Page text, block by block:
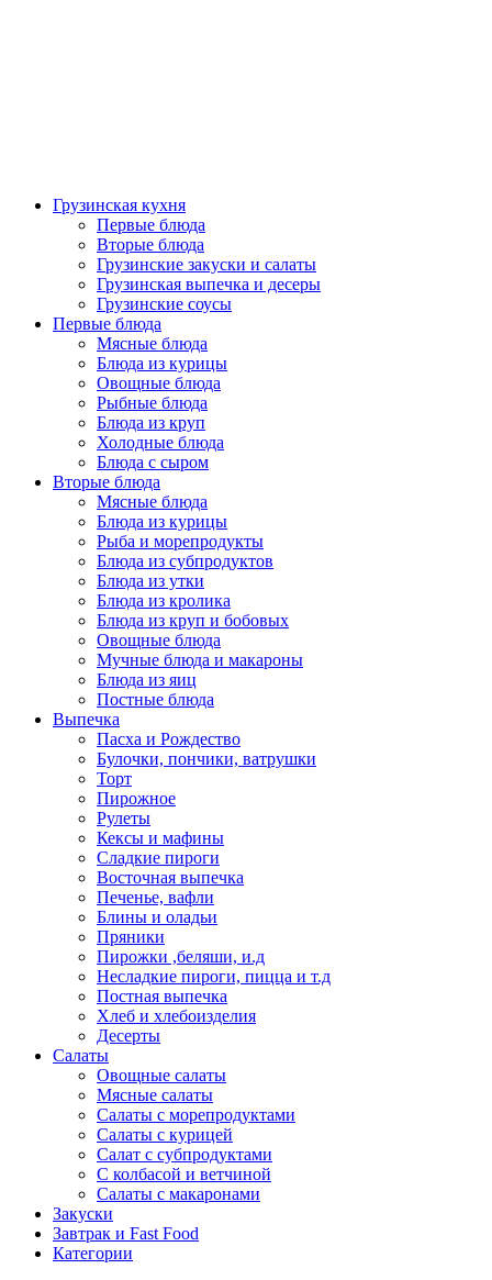
Грузинская кухня
Первые блюда
Вторые блюда
Грузинские закуски и салаты
Грузинская выпечка и десеры
Грузинские соусы
Первые блюда
Мясные блюда
Блюда из курицы
Овощные блюда
Рыбные блюда
Блюда из круп
Холодные блюда
Блюда с сыром
Вторые блюда
Мясные блюда
Блюда из курицы
Рыба и морепродукты
Блюда из субпродуктов
Блюда из утки
Блюда из кролика
Блюда из круп и бобовых
Овощные блюда
Мучные блюда и макароны
Блюда из яиц
Постные блюда
Выпечка
Пасха и Рождество
Булочки, пончики, ватрушки
Торт
Пирожное
Рулеты
Кексы и мафины
Сладкие пироги
Восточная выпечка
Печенье, вафли
Блины и оладьи
Пряники
Пирожки ,беляши, и.д
Несладкие пироги, пицца и т.д
Постная выпечка
Хлеб и хлебоизделия
Десерты
Салаты
Овощные салаты
Мясные салаты
Салаты с морепродуктами
Салаты с курицей
Салат с субпродуктами
С колбасой и ветчиной
Салаты с макаронами
Закуски
Завтрак и Fast Food
Категории